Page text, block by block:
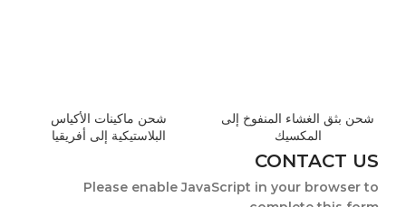
شحن بثق الغشاء المنفوخ إلى
المكسيك
شحن ماكينات الأكياس
البلاستيكية إلى أفريقيا
CONTACT US
Please enable JavaScript in your browser to